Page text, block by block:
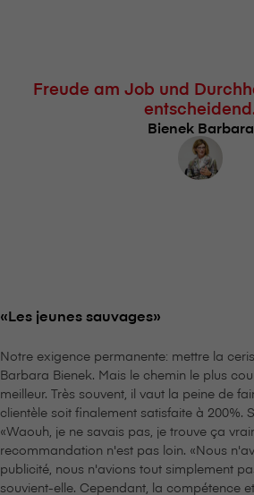
Freude am Job und
Bienek Barbara
«Les jeunes sauvages»
Notre exigence permanente: mettre la
Barbara Bienek. Mais le chemin le plus
meilleur. Très souvent, il vaut la peine de
clientèle soit finalement satisfaite à 200%.
«Waouh, je ne savais pas, je trouve ça
recommandation n'est pas loin. «Nous
publicité, nous n'avions tout simplement
souvient-elle. Cependant, la compétence